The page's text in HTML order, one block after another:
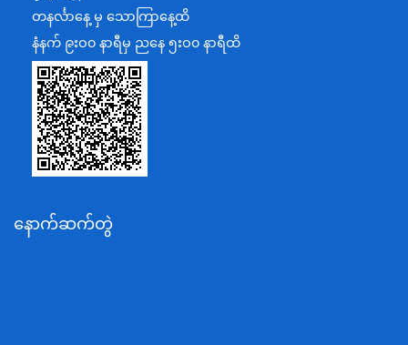
အပြည်ပြည်ဆိုင်ရာပူးပေါင်းဆောင်ရွက်ရေးဝန်ကြီးဌာန
ပြန်ကြားရေးဝန်ကြီးဌာန
သာသနာရေးနှင့် ယဉ်ကျေးမှုဝန်ကြီးဌာန
စိုက်ပျိုးရေး၊မွေးမြူရေးနှင့်ဆည်မြောင်းဝန်ကြီးဌာန
ပို့ဆောင်ရေးနှင့်ဆက်သွယ်ရေးဝန်ကြီးဌာန
သယံဇာတနှင့်ပတ်ဝန်းကျင်ထိန်းသိမ်းရေးဝန်ကြီးဌာန
အလုပ်သမား၊လူဝင်မှုကြီးကြပ်ရေးနှင့်ပြည်သူ့အင်အား
တနင်္လာနေ့ မှ သောကြာနေ့ထိ
နံနက် ၉းဝ၀ နာရီမှ ညနေ ၅းဝ၀ နာရီထိ
နောက်ဆက်တွဲ